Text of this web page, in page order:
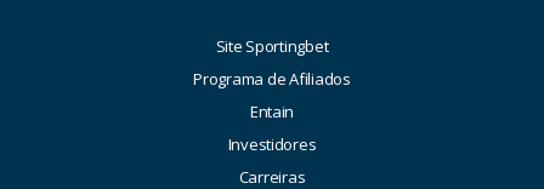
Site Sportingbet
Programa de Afiliados
Entain
Investidores
Carreiras